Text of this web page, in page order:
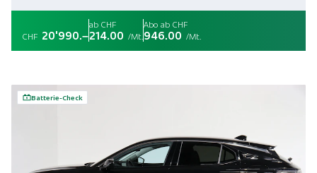
CHF 20'990.–
ab CHF
214.00 /Mt.
Abo ab CHF
946.00 /Mt.
Batterie-Check